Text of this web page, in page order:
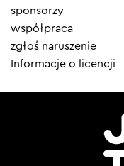
sponsorzy
współpraca
zgłoś naruszenie
Informacje o licencji